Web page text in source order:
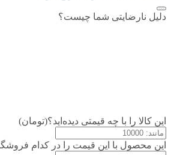
دلیل نارضایتی شما چیست؟
این کالا را با چه قیمتی دیده‌اید؟(تومان)
این محصول با این قیمت را در کدام